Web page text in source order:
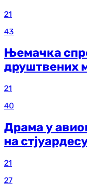
21
43
Њемачка
друштвених
21
40
Драма у
на
21
27